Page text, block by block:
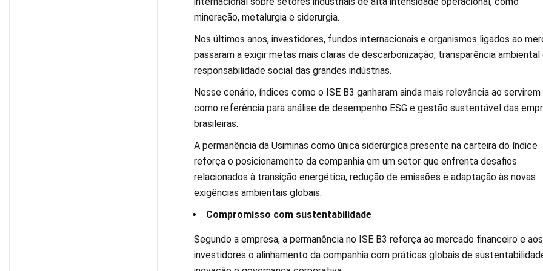
mineração, metalurgia e siderurgia.
Nos últimos anos, investidores, fundos internacionais e organismos ligados ao
passaram a exigir metas mais claras de descarbonização, transparência ambiental
responsabilidade social das grandes indústrias.
Nesse cenário, índices como o ISE B3 ganharam ainda mais relevância ao servirem
como referência para análise de desempenho ESG e gestão sustentável das
brasileiras.
A permanência da Usiminas como única siderúrgica presente na carteira do índice
reforça o posicionamento da companhia em um setor que enfrenta desafios
relacionados à transição energética, redução de emissões e adaptação às novas
exigências ambientais globais.
Compromisso com sustentabilidade
Segundo a empresa, a permanência no ISE B3 reforça ao mercado financeiro e aos
investidores o alinhamento da companhia com práticas globais de